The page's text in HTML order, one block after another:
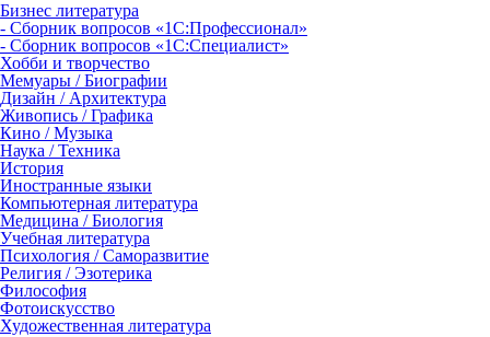
Бизнес литература
- Сборник вопросов «1С:Профессионал»
- Сборник вопросов «1С:Специалист»
Хобби и творчество
Мемуары / Биографии
Дизайн / Архитектура
Живопись / Графика
Кино / Музыка
Наука / Техника
История
Иностранные языки
Компьютерная литература
Медицина / Биология
Учебная литература
Психология / Саморазвитие
Религия / Эзотерика
Философия
Фотоискусство
Художественная литература